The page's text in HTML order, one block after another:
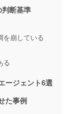
判断基準
を崩している
る
ージェント6選
た事例